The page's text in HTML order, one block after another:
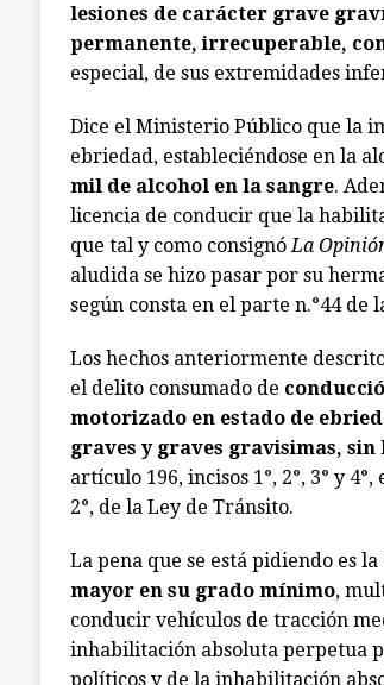
lesiones de carácter grave
permanente, irrecuperable,
especial, de sus extremidades
Dice el Ministerio Público que la
ebriedad, estableciéndose en la
mil de alcohol en la sangre.
licencia de conducir que la
que tal y como consignó La
aludida se hizo pasar por su
según consta en el parte n.°44 de
Los hechos anteriormente
el delito consumado de
motorizado en estado de
graves y graves gravisimas,
artículo 196, incisos 1°, 2°, 3° y
2°, de la Ley de Tránsito.
La pena que se está pidiendo es la
mayor en su grado mínimo,
conducir vehículos de tracción
inhabilitación absoluta perpetua
políticos y de la inhabilitación